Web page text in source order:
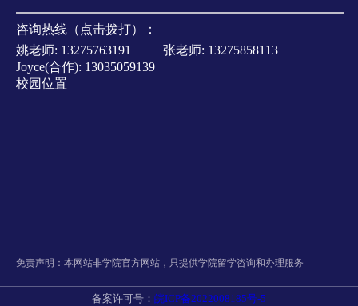
咨询热线（点击拨打）：
姚老师: 13275763191 张老师: 13275858113
Joyce(合作): 13035059139
校园位置
免责声明：本网站非学院官方网站，只提供学院留学咨询和办理服务
备案许可号： 皖ICP备2022008185号-5